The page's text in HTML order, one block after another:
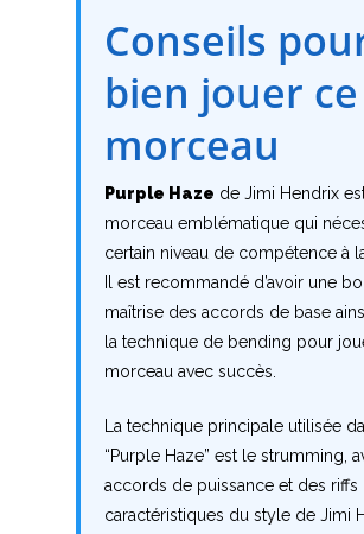
Conseils
bien jouer ce
morceau
Purple Haze de Jimi Hendrix
morceau emblématique qui
certain niveau de compétence à
Il est recommandé d’avoir une
maîtrise des accords de base
la technique de bending pour
morceau avec succès.
La technique principale utilisée
“Purple Haze” est le strumming,
accords de puissance et des riffs
caractéristiques du style de Jimi
E
F
H
I
J
K
M
N